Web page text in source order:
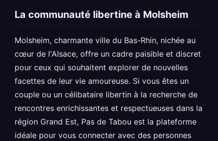
La communauté libertine à Molsheim
Molsheim, charmante ville du Bas-Rhin, nichée au
cœur de l'Alsace, offre un cadre paisible et discret
pour ceux qui souhaitent explorer de nouvelles
facettes de leur vie amoureuse. Si vous êtes un
couple ou un célibataire libertin à la recherche de
rencontres enrichissantes et respectueuses dans la
région Grand Est, Pas de Tabou est la plateforme
idéale pour vous connecter avec des personnes